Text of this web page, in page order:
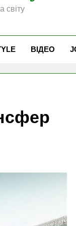
світу
ВІДЕО